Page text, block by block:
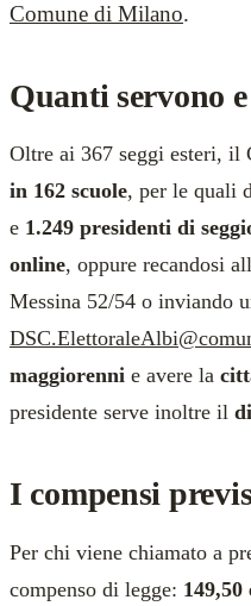
Comune di Milano.
Quanti servono
Oltre ai 367 seggi esteri, il
in 162 scuole, per le quali
e 1.249 presidenti di
online, oppure recandosi
Messina 52/54 o inviando
maggiorenni e avere la
presidente serve inoltre il
I compensi
Per chi viene chiamato a
compenso di legge: 149,50